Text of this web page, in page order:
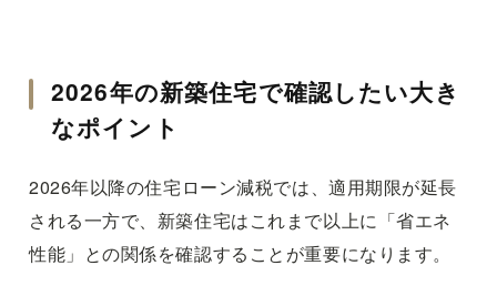
2026年の新築住宅で確認したい大き
なポイント
2026年以降の住宅ローン減税では、適用期限が延長
される一方で、新築住宅はこれまで以上に「省エネ
性能」との関係を確認することが重要になります。